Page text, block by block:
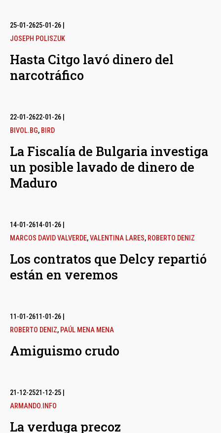
25-01-2625-01-26
JOSEPH POLISZUK
Hasta Citgo lavó dinero del
narcotráfico
22-01-2622-01-26
BIVOL.BG, BIRD
La Fiscalía de Bulgaria investiga
un posible lavado de dinero de
Maduro
14-01-2614-01-26
MARCOS DAVID VALVERDE,VALENTINA LARES, ROBERTO DENIZ
Los contratos que Delcy repartió
están en veremos
11-01-2611-01-26
ROBERTO DENIZ, PAÚL MENA MENA
Amiguismo crudo
21-12-2521-12-25
ARMANDO.INFO
La verduga precoz